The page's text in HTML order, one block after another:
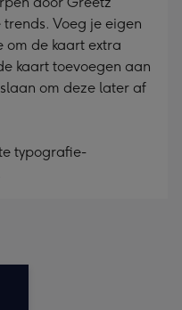
Voeg je eigen
om de kaart extra
kaart toevoegen aan
om deze later af
typografie-